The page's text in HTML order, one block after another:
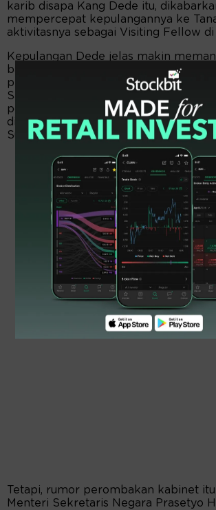
karib disapa Kang Dede itu,
mempercepat kepulangannya ke
aktivitasnya sebagai Visiting Fellow di
Kepulangan Dede jelas makin
bakal adanya reshuffle kabinet,
penggantian Menteri Keuangan
Sadewa. Chatib Basri disebut-sebut
pos menteri keuangan, posisi yang
didudukinya selama setahun di era
Susilo Bambang Yudhoyono.
Tetapi, rumor perombakan kabinet
Menteri Sekretaris Negara Prasetyo